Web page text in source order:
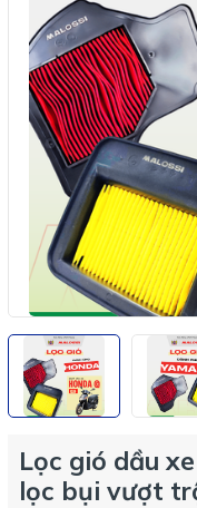
Lọc gió dầu
lọc bụi vượt